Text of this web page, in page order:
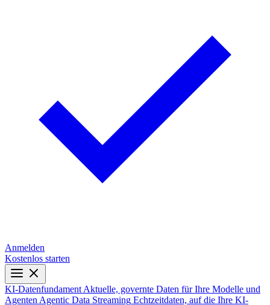
Anmelden
Kostenlos starten
KI-Datenfundament Aktuelle, governte Daten für Ihre Modelle und
Agenten Agentic Data Streaming Echtzeitdaten, auf die Ihre KI-